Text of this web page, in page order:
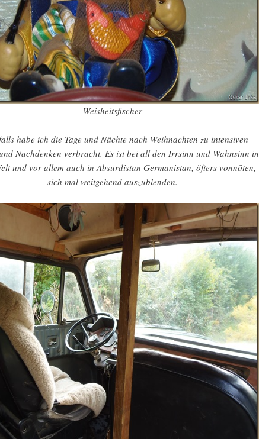
Weisheitsfischer
habe ich die Tage und Nächte nach Weihnachten zu intensiven
Nachdenken verbracht. Es ist bei all den Irrsinn und Wahnsinn in
und vor allem auch in Absurdistan Germanistan, öfters vonnöten,
sich mal weitgehend auszublenden.